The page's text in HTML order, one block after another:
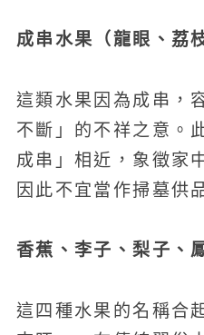
成串水果（龍眼、荔
這類水果因為成串，
不斷」的不祥之意。
成串」相近，象徵家
因此不宜當作掃墓供
香蕉、李子、梨子、
這四種水果的名稱合